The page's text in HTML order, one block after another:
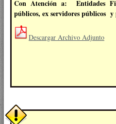
Con Atención a: Entidades
públicos, ex servidores públicos
Descargar Archivo Adjunto